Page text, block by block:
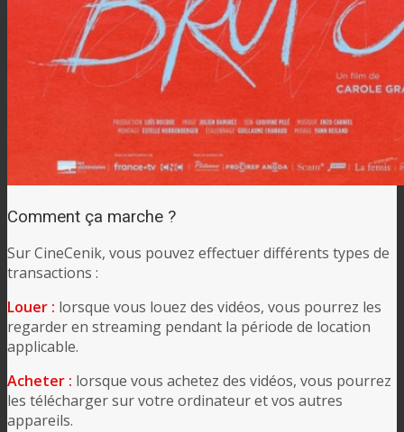
Comment ça marche ?
Sur CineCenik, vous pouvez effectuer différents types de
transactions :
Louer : lorsque vous louez des vidéos, vous pourrez les
regarder en streaming pendant la période de location
applicable.
Acheter : lorsque vous achetez des vidéos, vous pourrez
les télécharger sur votre ordinateur et vos autres
appareils.